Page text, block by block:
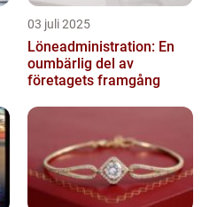
03 juli 2025
Löneadministration: En
oumbärlig del av
företagets framgång